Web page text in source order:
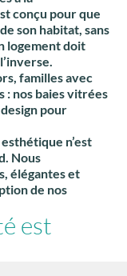
conçu pour que
son habitat, sans
logement doit
familles avec
: nos baies vitrées
pour
n’est
Nous
élégantes et
de nos
est